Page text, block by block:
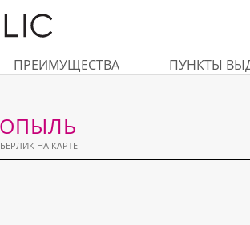
ПРЕИМУЩЕСТВА ПУНКТЫ
НА КАРТЕ